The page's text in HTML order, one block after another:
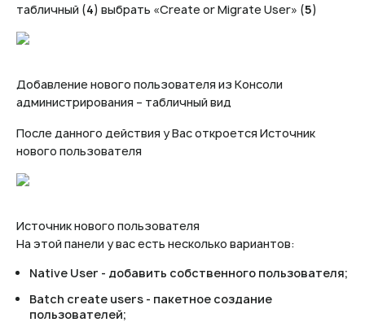
табличный (4) выбрать «Create or Migrate User» (5)
Добавление нового пользователя из Консоли
администрирования – табличный вид
После данного действия у Вас откроется Источник
нового пользователя
Источник нового пользователя
На этой панели у вас есть несколько вариантов:
Native User - добавить собственного пользователя;
Batch create users - пакетное создание
пользователей;